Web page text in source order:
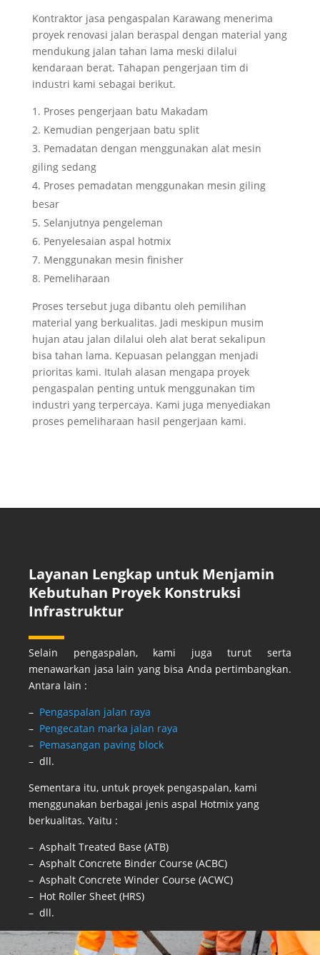
Kontraktor jasa pengaspalan Karawang menerima
proyek renovasi jalan beraspal dengan material yang
mendukung jalan tahan lama meski dilalui
kendaraan berat. Tahapan pengerjaan tim di
industri kami sebagai berikut.
Proses pengerjaan batu Makadam
Kemudian pengerjaan batu split
Pemadatan dengan menggunakan alat mesin
giling sedang
Proses pemadatan menggunakan mesin giling
besar
Selanjutnya pengeleman
Penyelesaian aspal hotmix
Menggunakan mesin finisher
Pemeliharaan
Proses tersebut juga dibantu oleh pemilihan
material yang berkualitas. Jadi meskipun musim
hujan atau jalan dilalui oleh alat berat sekalipun
bisa tahan lama. Kepuasan pelanggan menjadi
prioritas kami. Itulah alasan mengapa proyek
pengaspalan penting untuk menggunakan tim
industri yang terpercaya. Kami juga menyediakan
proses pemeliharaan hasil pengerjaan kami.
Layanan Lengkap untuk Menjamin
Kebutuhan Proyek Konstruksi
Infrastruktur
Selain pengaspalan, kami juga turut serta
menawarkan jasa lain yang bisa Anda pertimbangkan.
Antara lain :
– Pengaspalan jalan raya
– Pengecatan marka jalan raya
– Pemasangan paving block
– dll.
Sementara itu, untuk proyek pengaspalan, kami
menggunakan berbagai jenis aspal Hotmix yang
berkualitas. Yaitu :
– Asphalt Treated Base (ATB)
– Asphalt Concrete Binder Course (ACBC)
– Asphalt Concrete Winder Course (ACWC)
– Hot Roller Sheet (HRS)
– dll.